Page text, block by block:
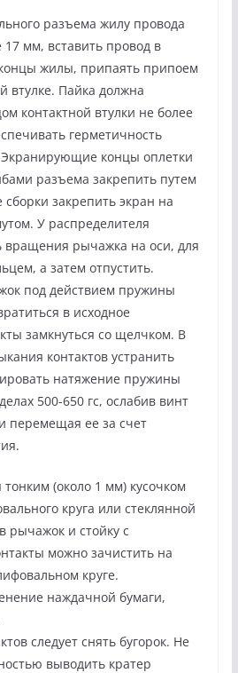
разъема жилу провода
17 мм, вставить провод в
жилы, припаять припоем
втулке. Пайка должна
контактной втулки не более
герметичность
Экранирующие концы оплетки
разъема закрепить путем
сборки закрепить экран на
У распределителя
вращения рычажка на оси, для
а затем отпустить.
под действием пружины
в исходное
замкнуться со щелчком. В
контактов устранить
натяжение пружины
500-650 гс, ослабив винт
перемещая ее за счет
(около 1 мм) кусочком
круга или стеклянной
рычажок и стойку с
можно зачистить на
круге.
наждачной бумаги,
следует снять бугорок. Не
выводить кратер